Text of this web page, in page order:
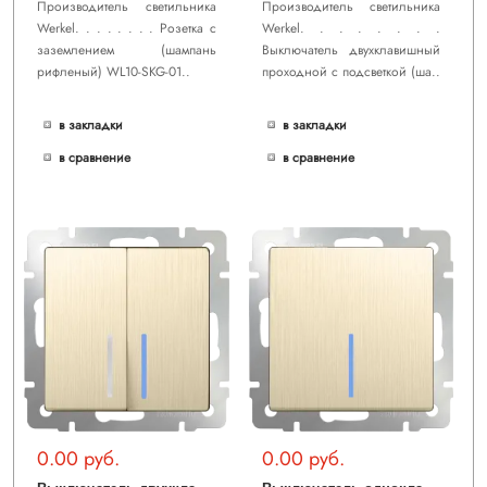
Производитель светильника
Werkel. . . . . . . . Розетка с
заземлением (шампань
рифленый) WL10-SKG-01..
в закладки
в сравнение
Производитель светильника
Werkel. . . . . . . .
Выключатель двухклавишный
проходной с подсветкой (ша..
в закладки
в сравнение
0.00 руб. 0.00 руб.